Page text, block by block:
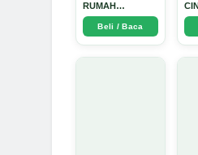
RUMAH
TANGGA:
Sebuah
Perjalanan
Beli / Baca